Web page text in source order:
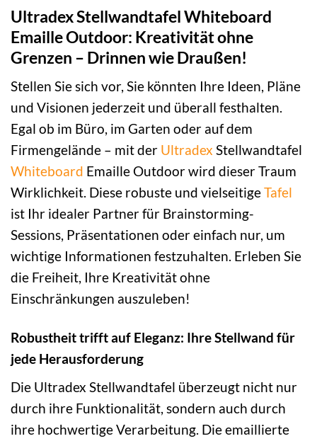
Ultradex Stellwandtafel Whiteboard
Emaille Outdoor: Kreativität ohne
Grenzen – Drinnen wie Draußen!
Stellen Sie sich vor, Sie könnten Ihre Ideen, Pläne
und Visionen jederzeit und überall festhalten.
Egal ob im Büro, im Garten oder auf dem
Firmengelände – mit der Ultradex Stellwandtafel
Whiteboard Emaille Outdoor wird dieser Traum
Wirklichkeit. Diese robuste und vielseitigeTafel
ist Ihr idealer Partner für Brainstorming-
Sessions, Präsentationen oder einfach nur, um
wichtige Informationen festzuhalten. Erleben Sie
die Freiheit, Ihre Kreativität ohne
Einschränkungen auszuleben!
Robustheit trifft auf Eleganz: Ihre Stellwand für
jede Herausforderung
Die Ultradex Stellwandtafel überzeugt nicht nur
durch ihre Funktionalität, sondern auch durch
ihre hochwertige Verarbeitung. Die emaillierte